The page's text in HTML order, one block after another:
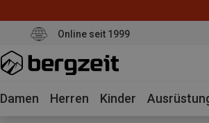
Online seit 1999
Damen Herren Kinder